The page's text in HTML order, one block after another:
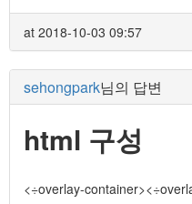
at 2018-10-03 09:57
sehongpark님의 답변
html 구성
<÷overlay-container>